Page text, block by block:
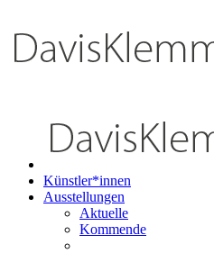
Künstler*innen
Ausstellungen
Aktuelle
Kommende